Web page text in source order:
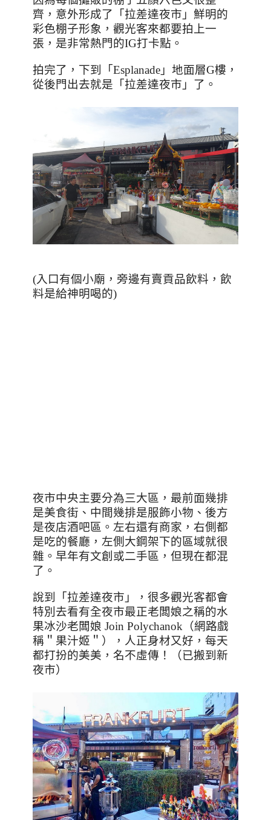
齊，意外形成了「拉差達夜市」鮮明的
彩色棚子形象，觀光客來都要拍上一
張，是非常熱門的IG打卡點。
拍完了，下到「 Esplanade 」地面層G樓，
從後門出去就是「拉差達夜市」了。
(入口有個小廟，旁邊有賣貢品飲料，飲
料是給神明喝的)
夜市中央主要分為三大區，最前面幾排
是美食街、中間幾排是服飾小物、後方
是夜店酒吧區。左右還有商家，右側都
是吃的餐廳，左側大鋼架下的區域就很
雜。早年有文創或二手區，但現在都混
了。
說到「拉差達夜市」，很多觀光客都會
特別去看有全夜市最正老闆娘之稱的水
果冰沙老闆娘 Join Polychanok（網路戲
稱＂果汁姬＂），人正身材又好，每天
都打扮的美美，名不虛傳！（已搬到新
夜市）